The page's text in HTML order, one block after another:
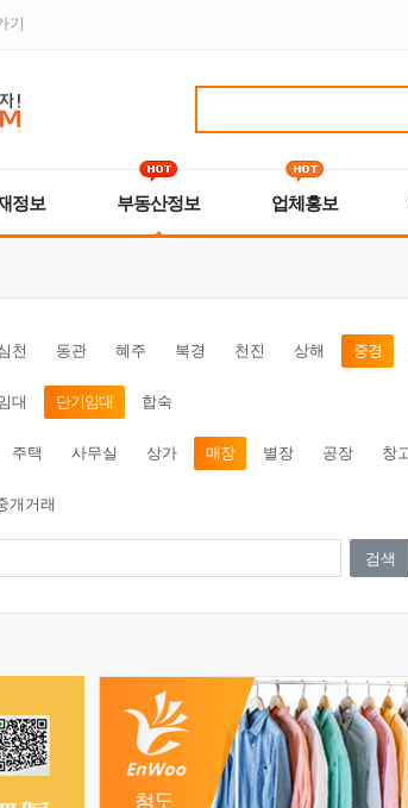
기
정보 부동산정보 업체홍보
천 동관 혜주 북경 천진 상해 중경
대 단기임대 합숙
주택 사무실 상가 매장 별장 공장 창
개거래